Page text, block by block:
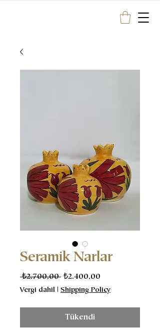
Seramik Narlar
₺2.700,00 Normal
₺2.400,00
Vergi dahil | Shipping Policy
Tükendi